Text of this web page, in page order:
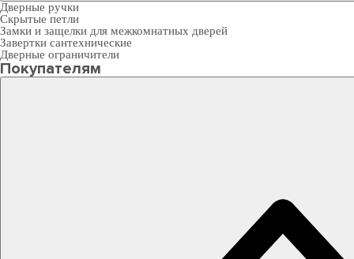
Дверные ручки
Скрытые петли
Замки и защелки для межкомнатных дверей
Завертки сантехнические
Дверные ограничители
Покупателям